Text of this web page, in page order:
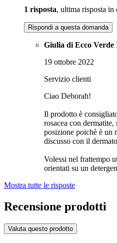
1 risposta, ultima risposta in
Rispondi a questa domanda
Giulia di Ecco Verde
19 ottobre 2022
Servizio clienti
Ciao Deborah!
Il prodotto è
rosacea con
posizione poichè è un
discusso con il
Volessi nel frattempo
orientati su un
Mostra tutte le risposte
Recensione prodotti
Valuta questo prodotto